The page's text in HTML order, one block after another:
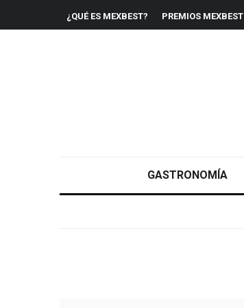
¿QUÉ ES MEXBEST? PREMIOS MEXBEST
GASTRONOMÍA